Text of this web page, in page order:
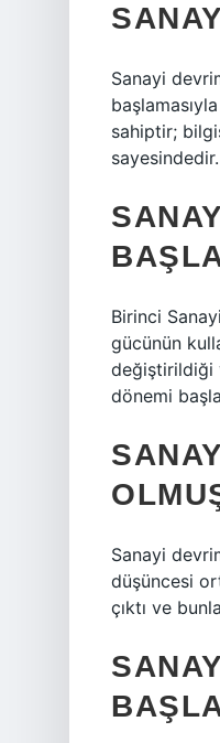
Sanayi
sahiptir;
sayesindedir.
Birinci
gücünün
değiştirildiği
dönemi
Sanayi
düşüncesi
çıktı ve